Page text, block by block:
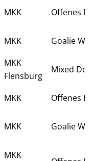
MKK
Offenes
MKK
Goalie War
MKK
Flensburg
Mixed
MKK
Offenes
MKK
Goalie War
MKK